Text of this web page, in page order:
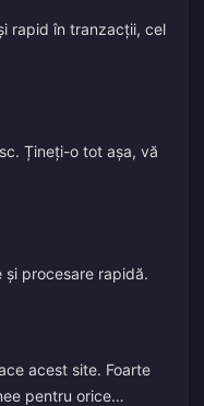
rapid în tranzacții, cel
Țineți-o tot așa, vă
procesare rapidă.
acest site. Foarte
pentru orice